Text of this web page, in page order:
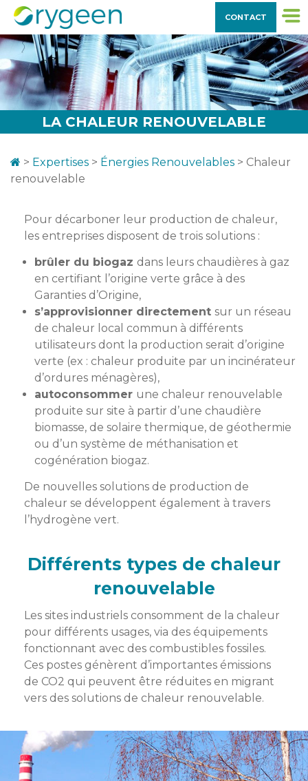
CONTACT
LA CHALEUR RENOUVELABLE
> Expertises > Énergies Renouvelables > Chaleur
renouvelable
Pour décarboner leur production de chaleur,
les entreprises disposent de trois solutions :
brûler du biogaz dans leurs chaudières à gaz
en certifiant l’origine verte grâce à des
Garanties d’Origine,
s’approvisionner directement sur un réseau
de chaleur local commun à différents
utilisateurs dont la production serait d’origine
verte (ex : chaleur produite par un incinérateur
d’ordures ménagères),
autoconsommer une chaleur renouvelable
produite sur site à partir d’une chaudière
biomasse, de solaire thermique, de géothermie
ou d’un système de méthanisation et
cogénération biogaz.
De nouvelles solutions de production de
chaleur se développent également à travers
l’hydrogène vert.
Différents types de chaleur
renouvelable
Les sites industriels consomment de la chaleur
pour différents usages, via des équipements
fonctionnant avec des combustibles fossiles.
Ces postes génèrent d’importantes émissions
de CO2 qui peuvent être réduites en migrant
vers des solutions de chaleur renouvelable.